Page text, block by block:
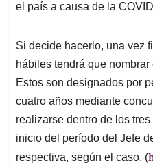
el país a causa de la
Si decide hacerlo, una vez
hábiles tendrá que
Estos son designados por
cuatro años mediante
realizarse dentro de los
inicio del período del Jefe
respectiva, según el caso. (